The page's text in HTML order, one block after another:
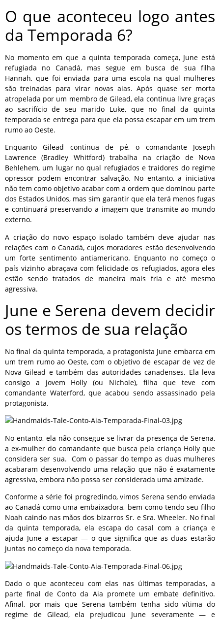
O que aconteceu logo antes
da Temporada 6?
No momento em que a quinta temporada começa, June está
refugiada no Canadá, mas segue em busca de sua filha
Hannah, que foi enviada para uma escola na qual mulheres
são treinadas para virar novas aias. Após quase ser morta
atropelada por um membro de Gilead, ela continua livre graças
ao sacrifício de seu marido Luke, que no final da quinta
temporada se entrega para que ela possa escapar em um trem
rumo ao Oeste.
Enquanto Gilead continua de pé, o comandante Joseph
Lawrence (Bradley Whitford) trabalha na criação de Nova
Behlehem, um lugar no qual refugiados e traidores do regime
opressor podem encontrar salvação. No entanto, a iniciativa
não tem como objetivo acabar com a ordem que dominou parte
dos Estados Unidos, mas sim garantir que ela terá menos fugas
e continuará preservando a imagem que transmite ao mundo
externo.
A criação do novo espaço isolado também deve ajudar nas
relações com o Canadá, cujos moradores estão desenvolvendo
um forte sentimento antiamericano. Enquanto no começo o
país vizinho abraçava com felicidade os refugiados, agora eles
estão sendo tratados de maneira mais fria e até mesmo
agressiva.
June e Serena devem decidir
os termos de sua relação
No final da quinta temporada, a protagonista June embarca em
um trem rumo ao Oeste, com o objetivo de escapar de vez de
Nova Gilead e também das autoridades canadenses. Ela leva
consigo a jovem Holly (ou Nichole), filha que teve com
comandante Waterford, que acabou sendo assassinado pela
protagonista.
No entanto, ela não consegue se livrar da presença de Serena,
a ex-mulher do comandante que busca pela criança Holly que
considera ser sua. Com o passar do tempo as duas mulheres
acabaram desenvolvendo uma relação que não é exatamente
agressiva, embora não possa ser considerada uma amizade.
Conforme a série foi progredindo, vimos Serena sendo enviada
ao Canadá como uma embaixadora, bem como tendo seu filho
Noah caindo nas mãos dos bizarros Sr. e Sra. Wheeler. No final
da quinta temporada, ela escapa do casal com a criança e
ajuda June a escapar — o que significa que as duas estarão
juntas no começo da nova temporada.
Dado o que aconteceu com elas nas últimas temporadas, a
parte final de Conto da Aia promete um embate definitivo.
Afinal, por mais que Serena também tenha sido vítima do
regime de Gilead, ela prejudicou June severamente — e